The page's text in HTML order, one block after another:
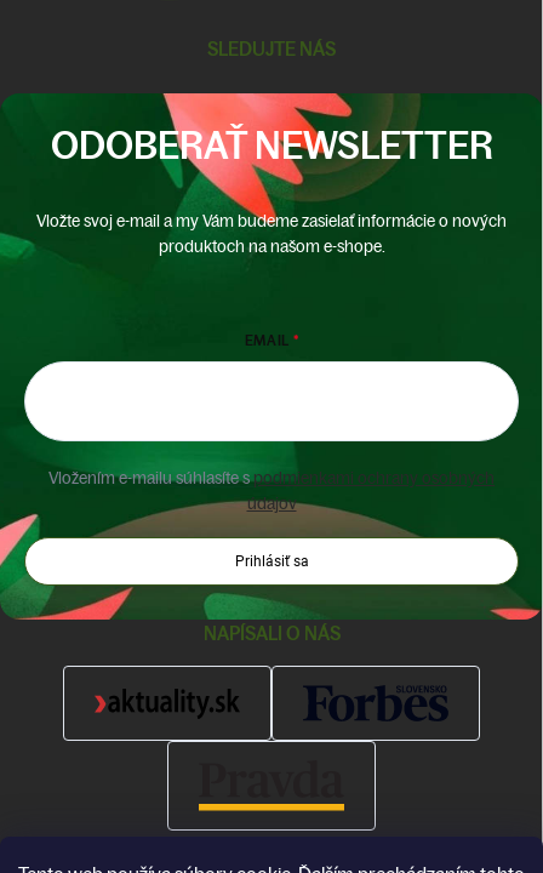
SLEDUJTE NÁS
ODOBERAŤ NEWSLETTER
Vložte svoj e-mail a my Vám budeme zasielať informácie o nových
produktoch na našom e-shope.
EMAIL
Vložením e-mailu súhlasíte spodmienkami ochrany osobných
údajov
Prihlásiť sa
NAPÍSALI O NÁS